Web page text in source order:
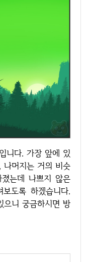
나머지는 거의 비슷
는데 나쁘지 않은
도록 하겠습니다.
으니 궁금하시면 방